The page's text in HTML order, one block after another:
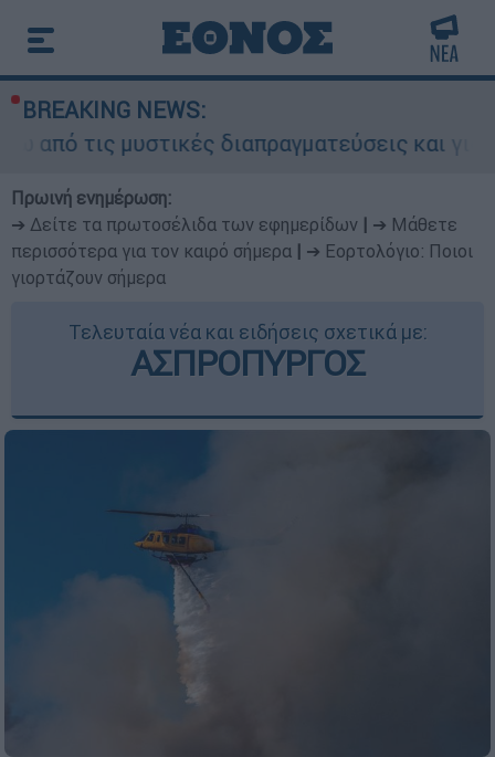
BREAKING NEWS:
διαπραγματεύσεις και γιατί
Πρωινή ενημέρωση:
➔ Δείτε τα πρωτοσέλιδα των εφημερίδων
➔ Μάθετε
περισσότερα για τον καιρό σήμερα
➔ Εορτολόγιο: Ποιοι
γιορτάζουν σήμερα
Τελευταία νέα και ειδήσεις σχετικά με:
ΑΣΠΡΟΠΥΡΓΟΣ